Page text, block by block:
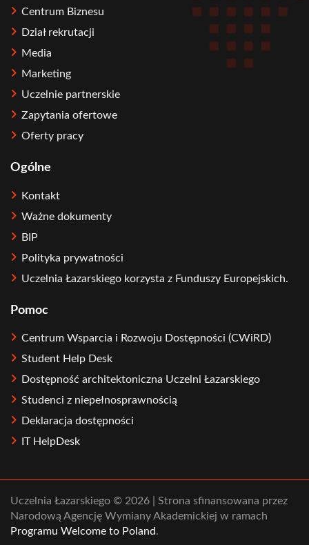
Centrum Biznesu
Dział rekrutacji
Media
Marketing
Uczelnie partnerskie
Zapytania ofertowe
Oferty pracy
Ogólne
Kontakt
Ważne dokumenty
BIP
Polityka prywatności
Uczelnia Łazarskiego korzysta z Funduszy Europejskich.
Pomoc
Centrum Wsparcia i Rozwoju Dostępności (CWiRD)
Student Help Desk
Dostępność architektoniczna Uczelni Łazarskiego
Studenci z niepełnosprawnością
Deklaracja dostępności
IT HelpDesk
Uczelnia Łazarskiego © 2026 | Strona sfinansowana przez
Narodową Agencję Wymiany Akademickiej w ramach
Programu Welcome to Poland.